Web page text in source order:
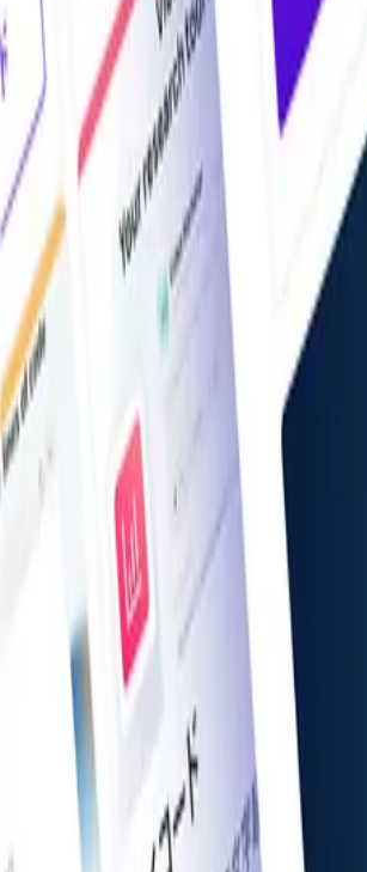
お知らせ一覧